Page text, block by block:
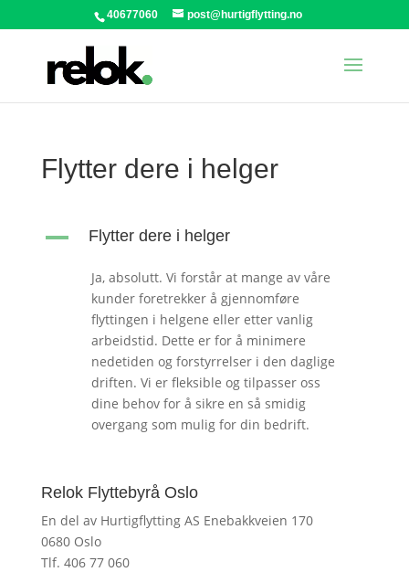
40677060 post@hurtigflytting.no
Flytter dere i helger
A Flytter dere i helger
Ja, absolutt. Vi forstår at mange av våre
kunder foretrekker å gjennomføre
flyttingen i helgene eller etter vanlig
arbeidstid. Dette er for å minimere
nedetiden og forstyrrelser i den daglige
driften. Vi er fleksible og tilpasser oss
dine behov for å sikre en så smidig
overgang som mulig for din bedrift.
Relok Flyttebyrå Oslo
En del av Hurtigflytting AS Enebakkveien 170
0680 Oslo
Tlf. 406 77 060